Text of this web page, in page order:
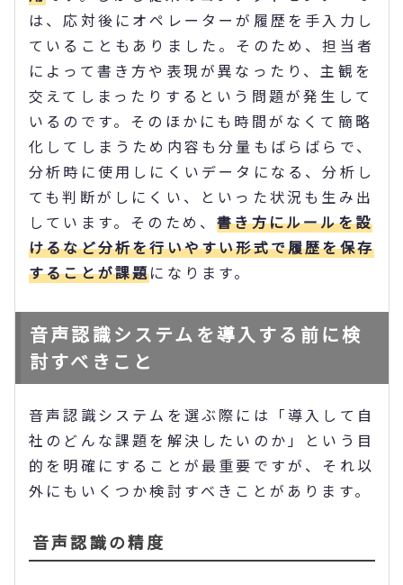
は、応対後にオペレーターが履歴を手入力し
ていることもありました。そのため、担当者
によって書き方や表現が異なったり、主観を
交えてしまったりするという問題が発生して
いるのです。そのほかにも時間がなくて簡略
化してしまうため内容も分量もばらばらで、
分析時に使用しにくいデータになる、分析し
ても判断がしにくい、といった状況も生み出
しています。そのため、書き方にルールを設
けるなど分析を行いやすい形式で履歴を保存
することが課題になります。
音声認識システムを導入する前に検
討すべきこと
音声認識システムを選ぶ際には「導入して自
社のどんな課題を解決したいのか」という目
的を明確にすることが最重要ですが、それ以
外にもいくつか検討すべきことがあります。
音声認識の精度